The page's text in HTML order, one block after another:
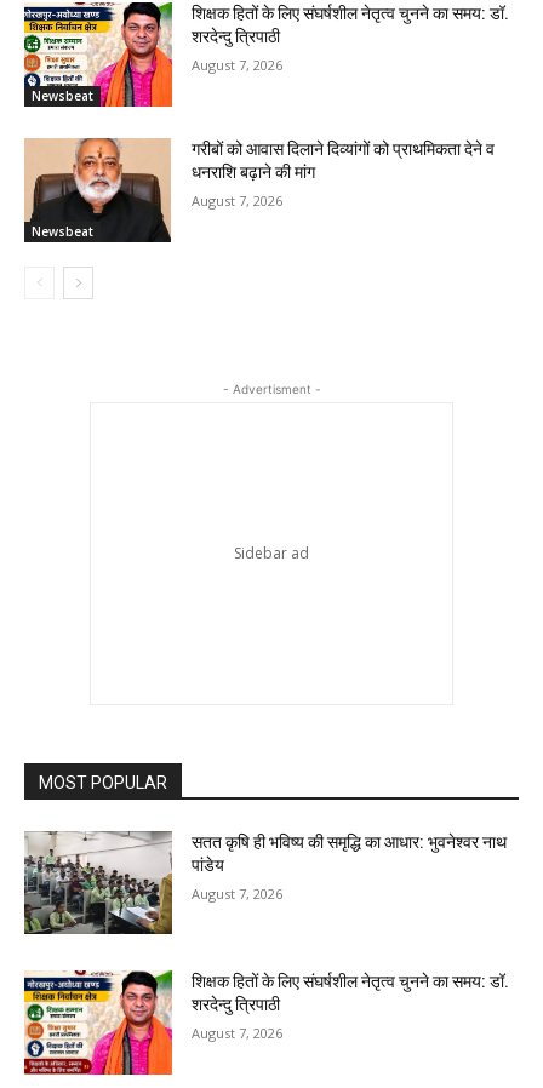
Newsbeat
शिक्षक हितों के लिए संघर्षशील नेतृत्व चुनने का समय: डॉ.
शरदेन्दु त्रिपाठी
August 7, 2026
Newsbeat
गरीबों को आवास दिलाने दिव्यांगों को प्राथमिकता देने व
धनराशि बढ़ाने की मांग
August 7, 2026
- Advertisment -
MOST POPULAR
सतत कृषि ही भविष्य की समृद्धि का आधार: भुवनेश्वर नाथ
पांडेय
August 7, 2026
शिक्षक हितों के लिए संघर्षशील नेतृत्व चुनने का समय: डॉ.
शरदेन्दु त्रिपाठी
August 7, 2026